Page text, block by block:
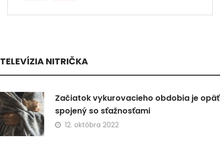
TELEVÍZIA NITRIČKA
Začiatok vykurovacieho obdobia je opäť
spojený so sťažnosťami
12. októbra 2022